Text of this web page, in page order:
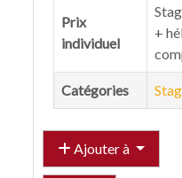
Prix
individuel
+
Catégories
Ajouter à